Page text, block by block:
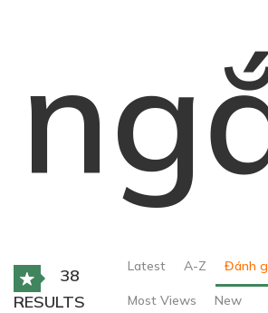
38
RESULTS
Latest A-Z Đánh
Most Views New